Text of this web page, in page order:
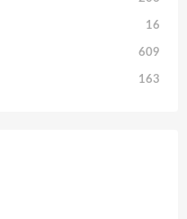
16
609
163